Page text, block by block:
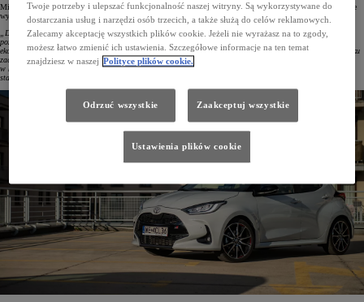
Mirosław Sochacki, Corporate Sales Senior Manager w Toyota Central Europe, podsumowując ubiegłoroczne
wyniki, podkreślił:
„Dzięki zaufaniu naszych klientów kolejny rok kończymy na pozycji lidera rynku flotowego, a Corolla
pozostaje najczęstszym wyborem polskich firm. 2024 rok był czasem jeszcze lepszej i szerszej gamy
ekonomicznych, niskoemisyjnych i niezawodnych aut z piątą generacją hybrydy oraz hybryd plug-in. Na rynku
zadebiutowały nowe odsłony Land Cruisera oraz Camry, a PROACE MAX wzmocnił naszą obecność
w kategorii aut dostawczych. Nieustannie uważnie analizujemy otoczenie biznesowe i dokładamy wszelkich
starań, by oferować naszym partnerom rozwiązania dostosowane do potrzeb ich działalności”.
Twoje potrzeby i ulepszać funkcjonalność naszej witryny. Są wykorzystywane do
dostarczania usług i narzędzi osób trzecich, a także służą do celów reklamowych.
Zalecamy akceptację wszystkich plików cookie. Jeżeli nie wyrażasz na to zgody,
możesz łatwo zmienić ich ustawienia. Szczegółowe informacje na ten temat
znajdziesz w naszej Polityce plików cookie.
Odrzuć wszystkie Zaakceptuj wszystkie
Ustawienia plików cookie